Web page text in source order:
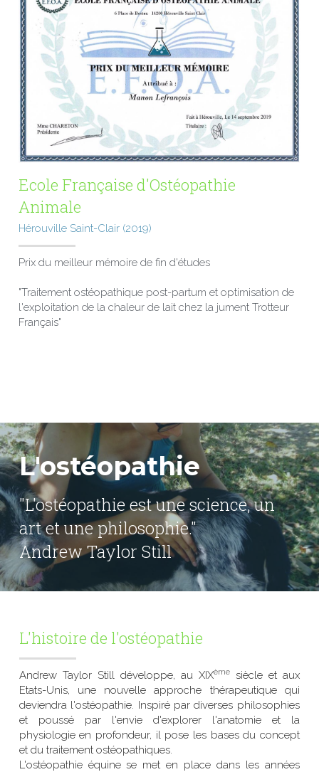
Ecole Française d'Ostéopathie
Animale
Hérouville Saint-Clair (2019)
Prix du meilleur mémoire de fin d'études
"Traitement ostéopathique post-partum et optimisation de
l'exploitation de la chaleur de lait chez la jument Trotteur
Français"
L'ostéopathie
"L'ostéopathie est une science, un
art et une philosophie."
Andrew Taylor Still
L'histoire de l'ostéopathie
Andrew Taylor Still développe, au XIXème siècle et aux
Etats-Unis, une nouvelle approche thérapeutique qui
deviendra l'ostéopathie. Inspiré par diverses philosophies
et poussé par l'envie d'explorer l'anatomie et la
physiologie en profondeur, il pose les bases du concept
et du traitement ostéopathiques.
L'ostéopathie équine se met en place dans les années